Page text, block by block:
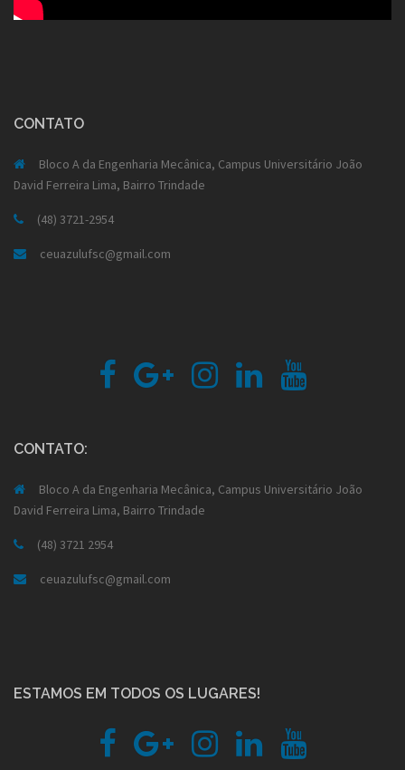
CONTATO
Bloco A da Engenharia Mecânica, Campus Universitário João
David Ferreira Lima, Bairro Trindade
(48) 3721-2954
ceuazulufsc@gmail.com
Fb Google
plus
Instagram Linkedin
CONTATO:
Bloco A da Engenharia Mecânica, Campus Universitário João
David Ferreira Lima, Bairro Trindade
(48) 3721 2954
ceuazulufsc@gmail.com
ESTAMOS EM TODOS OS LUGARES!
Fb Google
plus
Instagram Linkedin